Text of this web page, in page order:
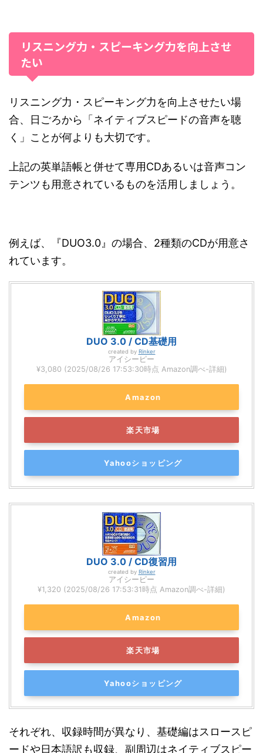
リスニング力・スピーキング力を向上させ
たい
リスニング力・スピーキング力を向上させたい場
合、日ごろから「ネイティブスピードの音声を聴
く」ことが何よりも大切です。
上記の英単語帳と併せて専用CDあるいは音声コン
テンツも用意されているものを活用しましょう。
例えば、『DUO3.0』の場合、2種類のCDが用意さ
れています。
DUO 3.0 / CD基礎用
created by Rinker
アイシーピー
¥3,080 (2025/08/26 17:53:30時点 Amazon調べ-詳細)
Amazon
楽天市場
Yahooショッピング
DUO 3.0 / CD復習用
created by Rinker
アイシーピー
¥1,320 (2025/08/26 17:53:31時点 Amazon調べ-詳細)
Amazon
楽天市場
Yahooショッピング
それぞれ、収録時間が異なり、基礎編はスロースピ
ードや日本語訳も収録、副周辺はネイティブスピー